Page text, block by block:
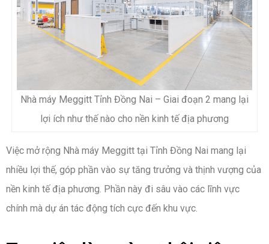
Nhà máy Meggitt Tỉnh Đồng Nai – Giai đoạn 2 mang lại
lợi ích như thế nào cho nền kinh tế địa phương
Việc mở rộng Nhà máy Meggitt tại Tỉnh Đồng Nai mang lại
nhiều lợi thế, góp phần vào sự tăng trưởng và thịnh vượng của
nền kinh tế địa phương. Phần này đi sâu vào các lĩnh vực
chính mà dự án tác động tích cực đến khu vực.